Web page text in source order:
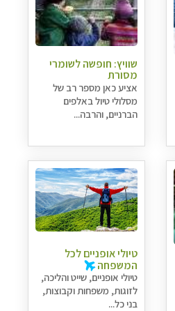
שוויץ: חופשה לשומרי
מסורת
אציע כאן מספר רב של
מסלולי טיול באלפים
הברניים, והרבה...
טיולי אופניים לכל
המשפחה
טיולי אופניים, שייט והליכה,
לזוגות, משפחות וקבוצות,
בני כל...
למדינות אירופהלחצו לרשימת היעדים
לאמריקה הצפונית לחצו לרשימת